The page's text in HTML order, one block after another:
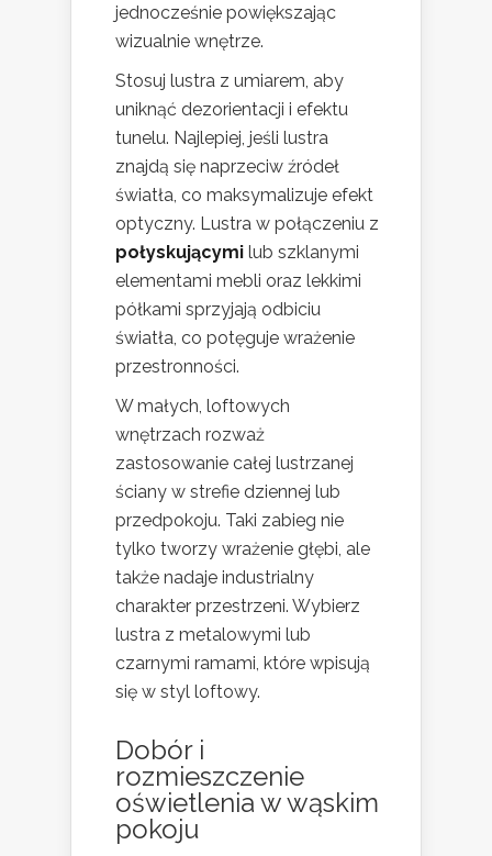
jednocześnie powiększając
wizualnie wnętrze.
Stosuj lustra z umiarem, aby
uniknąć dezorientacji i efektu
tunelu. Najlepiej, jeśli lustra
znajdą się naprzeciw źródeł
światła, co maksymalizuje efekt
optyczny. Lustra w połączeniu z
połyskującymi lub szklanymi
elementami mebli oraz lekkimi
półkami sprzyjają odbiciu
światła, co potęguje wrażenie
przestronności.
W małych, loftowych
wnętrzach rozważ
zastosowanie całej lustrzanej
ściany w strefie dziennej lub
przedpokoju. Taki zabieg nie
tylko tworzy wrażenie głębi, ale
także nadaje industrialny
charakter przestrzeni. Wybierz
lustra z metalowymi lub
czarnymi ramami, które wpisują
się w styl loftowy.
Dobór i
rozmieszczenie
oświetlenia w wąskim
pokoju